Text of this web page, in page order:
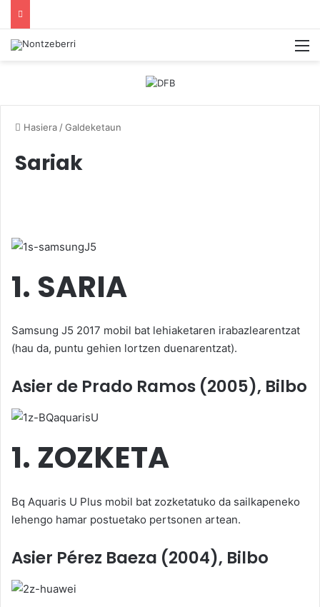
Hasiera /Galdeketaun
Sariak
1. SARIA
Samsung J5 2017 mobil bat lehiaketaren irabazlearentzat
(hau da, puntu gehien lortzen duenarentzat).
Asier de Prado Ramos (2005), Bilbo
1. ZOZKETA
Bq Aquaris U Plus mobil bat zozketatuko da sailkapeneko
lehengo hamar postuetako pertsonen artean.
Asier Pérez Baeza (2004), Bilbo